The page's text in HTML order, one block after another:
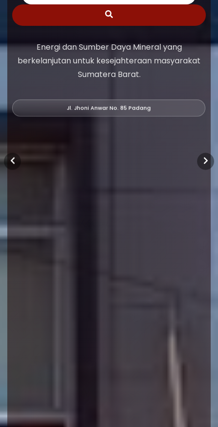
Energi dan Sumber Daya Mineral yang
berkelanjutan untuk kesejahteraan masyarakat
Sumatera Barat.
Jl. Jhoni Anwar No. 85 Padang